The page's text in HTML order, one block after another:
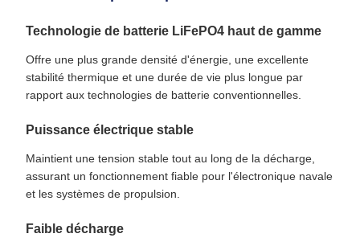
Technologie de batterie LiFePO4 haut de gamme
Offre une plus grande densité d'énergie, une excellente
stabilité thermique et une durée de vie plus longue par
rapport aux technologies de batterie conventionnelles.
Puissance électrique stable
Maintient une tension stable tout au long de la décharge,
assurant un fonctionnement fiable pour l'électronique navale
et les systèmes de propulsion.
Faible décharge